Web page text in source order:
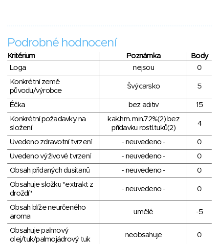
Podrobné hodnocení
Kritérium Poznámka
Body
Loga
nejsou
0
Konkrétní země
původu/výrobce
Švýcarsko 5
Éčka bez aditiv
15
Konkrétní požadavky na
složení
kak.hm. min.72%(2) bez
přídavku rostl.tuků(2)
4
Uvedeno zdravotní tvrzení - neuvedeno -
0
Uvedeno výživové tvrzení
- neuvedeno -
0
Obsah přidaných dusitanů
- neuvedeno -
0
Obsahuje složku "extrakt z
droždí"
- neuvedeno - 0
Obsah blíže neurčeného
aroma
umělé -5
Obsahuje palmový
olej/tuk/palmojádrový tuk
neobsahuje 0